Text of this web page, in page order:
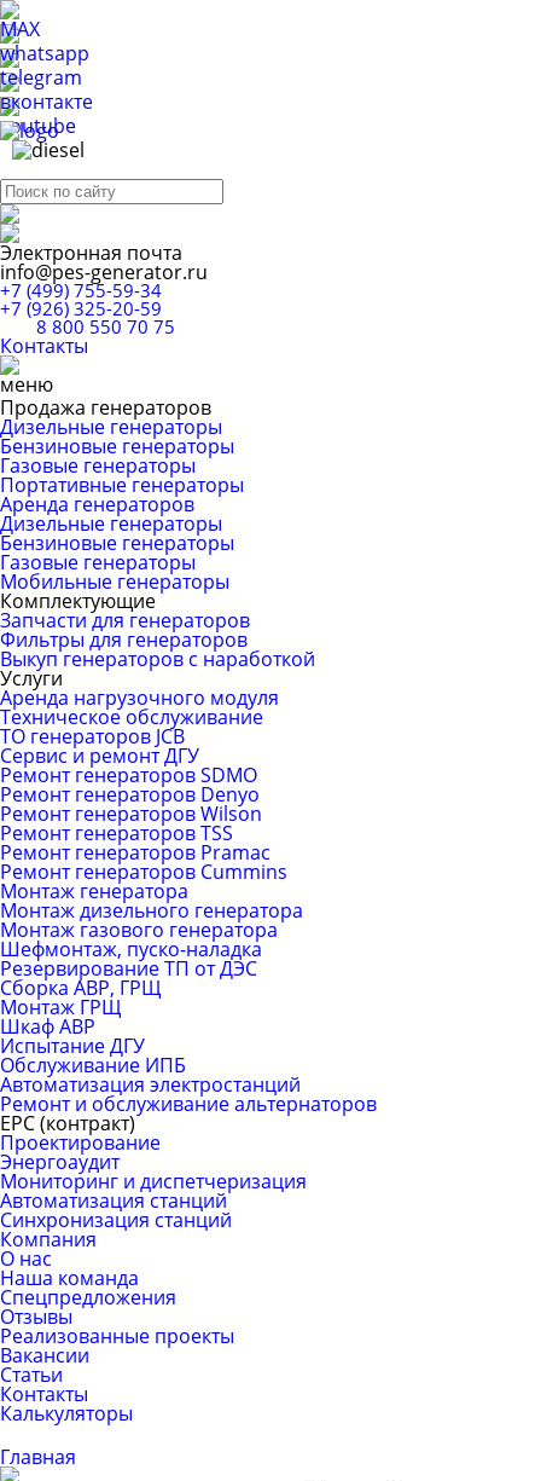
Электронная почта
info@pes-generator.ru
+7 (499) 755-59-34
+7 (926) 325-20-59
8 800 550 70 75
Контакты
Продажа генераторов
Дизельные генераторы
Бензиновые генераторы
Газовые генераторы
Портативные генераторы
Аренда генераторов
Дизельные генераторы
Бензиновые генераторы
Газовые генераторы
Мобильные генераторы
Комплектующие
Запчасти для генераторов
Фильтры для генераторов
Выкуп генераторов с наработкой
Услуги
Аренда нагрузочного модуля
Техническое обслуживание
ТО генераторов JCB
Сервис и ремонт ДГУ
Ремонт генераторов SDMO
Ремонт генераторов Denyo
Ремонт генераторов Wilson
Ремонт генераторов TSS
Ремонт генераторов Pramac
Ремонт генераторов Сummins
Монтаж генератора
Монтаж дизельного генератора
Монтаж газового генератора
Шефмонтаж, пуско-наладка
Резервирование ТП от ДЭС
Сборка АВР, ГРЩ
Монтаж ГРЩ
Шкаф АВР
Испытание ДГУ
Обслуживание ИПБ
Автоматизация электростанций
Ремонт и обслуживание альтернаторов
ЕРС (контракт)
Проектирование
Энергоаудит
Мониторинг и диспетчеризация
Автоматизация станций
Синхронизация станций
Компания
О нас
Наша команда
Спецпредложения
Отзывы
Реализованные проекты
Вакансии
Статьи
Контакты
Калькуляторы
Главная